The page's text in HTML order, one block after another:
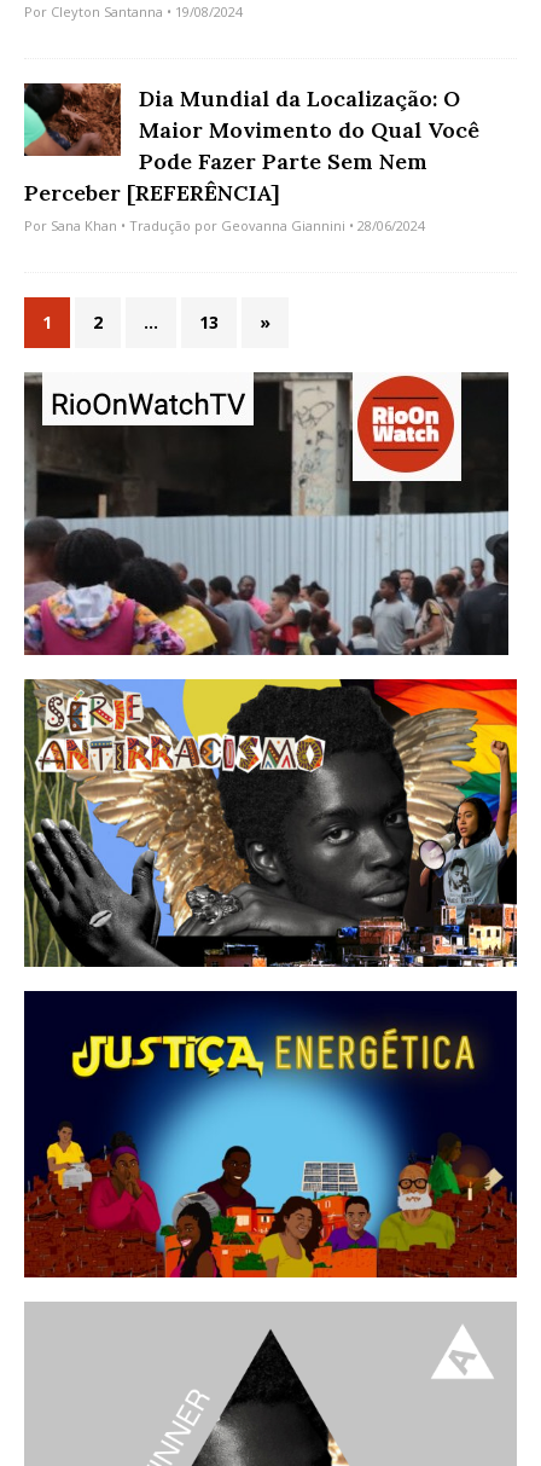
Por Cleyton Santanna • 19/08/2024
Dia Mundial da Localização: O
Maior Movimento do Qual Você
Pode Fazer Parte Sem Nem
Perceber [REFERÊNCIA]
Por Sana Khan • Tradução por Geovanna Giannini • 28/06/2024
1 2 … 13 »